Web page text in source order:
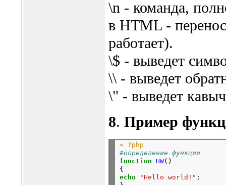
\n - команда,
в HTML -
работает).
\$ - выведет
\\ - выведет
\" - выведет
8. Пример
< ?php
#определение функции
function HW()
echo
"Hello world!" ;